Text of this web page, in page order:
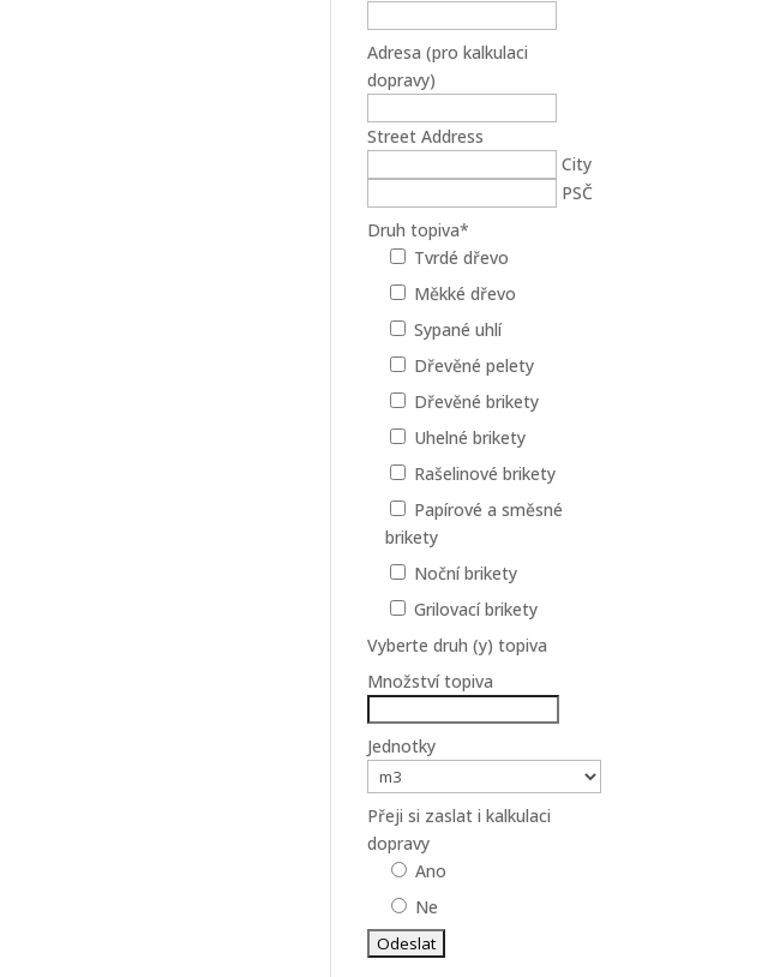
Adresa (pro kalkulaci
dopravy)
Street Address
City
PSČ
Druh topiva*
Tvrdé dřevo
Měkké dřevo
Sypané uhlí
Dřevěné pelety
Dřevěné brikety
Uhelné brikety
Rašelinové brikety
Papírové a směsné
brikety
Noční brikety
Grilovací brikety
Vyberte druh (y) topiva
Množství topiva
Jednotky
Přeji si zaslat i kalkulaci
dopravy
Ano
Ne